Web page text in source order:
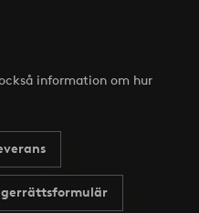
information om hur